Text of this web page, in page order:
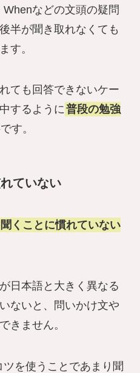
などの文頭の疑問
半が聞き取れなくても
す。
ても回答できないケー
するように普段の勉強
す。
ていない
くことに慣れていない
日本語と大きく異なる
ないと、問いかけ文や
きません。
を使うことであまり聞